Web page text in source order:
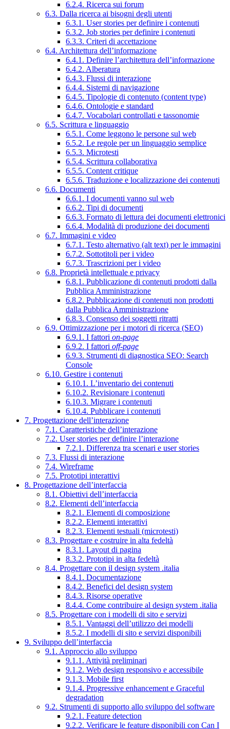
6.2.4. Ricerca sui forum
6.3. Dalla ricerca ai bisogni degli utenti
6.3.1. User stories per definire i contenuti
6.3.2. Job stories per definire i contenuti
6.3.3. Criteri di accettazione
6.4. Architettura dell’informazione
6.4.1. Definire l’architettura dell’informazione
6.4.2. Alberatura
6.4.3. Flussi di interazione
6.4.4. Sistemi di navigazione
6.4.5. Tipologie di contenuto (content type)
6.4.6. Ontologie e standard
6.4.7. Vocabolari controllati e tassonomie
6.5. Scrittura e linguaggio
6.5.1. Come leggono le persone sul web
6.5.2. Le regole per un linguaggio semplice
6.5.3. Microtesti
6.5.4. Scrittura collaborativa
6.5.5. Content critique
6.5.6. Traduzione e localizzazione dei contenuti
6.6. Documenti
6.6.1. I documenti vanno sul web
6.6.2. Tipi di documenti
6.6.3. Formato di lettura dei documenti elettronici
6.6.4. Modalità di produzione dei documenti
6.7. Immagini e video
6.7.1. Testo alternativo (alt text) per le immagini
6.7.2. Sottotitoli per i video
6.7.3. Trascrizioni per i video
6.8. Proprietà intellettuale e privacy
6.8.1. Pubblicazione di contenuti prodotti dalla
Pubblica Amministrazione
6.8.2. Pubblicazione di contenuti non prodotti
dalla Pubblica Amministrazione
6.8.3. Consenso dei soggetti ritratti
6.9. Ottimizzazione per i motori di ricerca (SEO)
6.9.1. I fattori on-page
6.9.2. I fattori off-page
6.9.3. Strumenti di diagnostica SEO: Search
Console
6.10. Gestire i contenuti
6.10.1. L’inventario dei contenuti
6.10.2. Revisionare i contenuti
6.10.3. Migrare i contenuti
6.10.4. Pubblicare i contenuti
7. Progettazione dell’interazione
7.1. Caratteristiche dell’interazione
7.2. User stories per definire l’interazione
7.2.1. Differenza tra scenari e user stories
7.3. Flussi di interazione
7.4. Wireframe
7.5. Prototipi interattivi
8. Progettazione dell’interfaccia
8.1. Obiettivi dell’interfaccia
8.2. Elementi dell’interfaccia
8.2.1. Elementi di composizione
8.2.2. Elementi interattivi
8.2.3. Elementi testuali (microtesti)
8.3. Progettare e costruire in alta fedeltà
8.3.1. Layout di pagina
8.3.2. Prototipi in alta fedeltà
8.4. Progettare con il design system .italia
8.4.1. Documentazione
8.4.2. Benefici del design system
8.4.3. Risorse operative
8.4.4. Come contribuire al design system .italia
8.5. Progettare con i modelli di sito e servizi
8.5.1. Vantaggi dell’utilizzo dei modelli
8.5.2. I modelli di sito e servizi disponibili
9. Sviluppo dell’interfaccia
9.1. Approccio allo sviluppo
9.1.1. Attività preliminari
9.1.2. Web design responsivo e accessibile
9.1.3. Mobile first
9.1.4. Progressive enhancement e Graceful
degradation
9.2. Strumenti di supporto allo sviluppo del software
9.2.1. Feature detection
9.2.2. Verificare le feature disponibili con Can I